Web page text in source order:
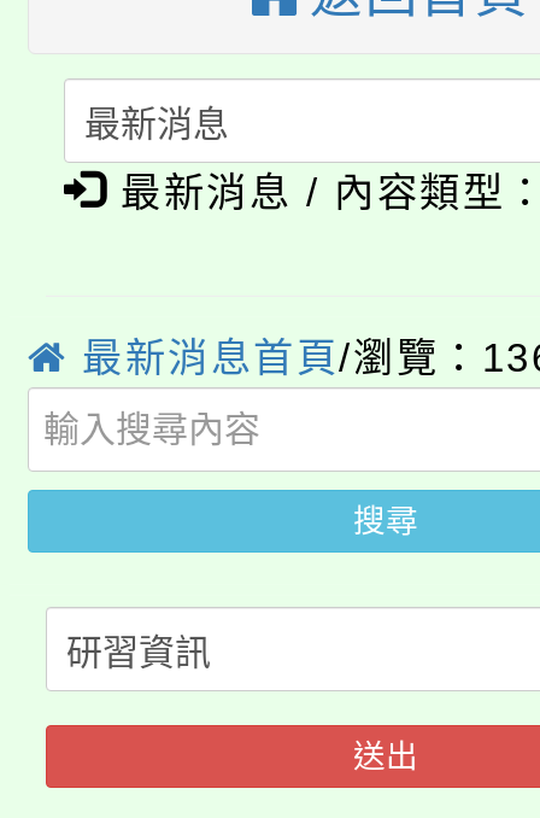
半價優惠，詳情可洽有
者。
份教師增能研習
份教師研習
淨零綠生活教案入校路
會
115年食農教育專業人
程
「本色祭」8/29、30在
局官網。
8月14至27日，桃園電
開!
115年桃園市運動會8/
田徑場及游泳池舉行。
桃園市低收入戶享有免
視費優惠，中低收入戶
半價優惠，詳情可洽有
者。
大園自造教育及科技中
份教師增能研習
大溪自造教育及科技中
份教師研習
淨零綠生活教案入校路
會
115年食農教育專業人
程
最新消息 / 內容類型
最新消息首頁/瀏覽：
搜尋
送出